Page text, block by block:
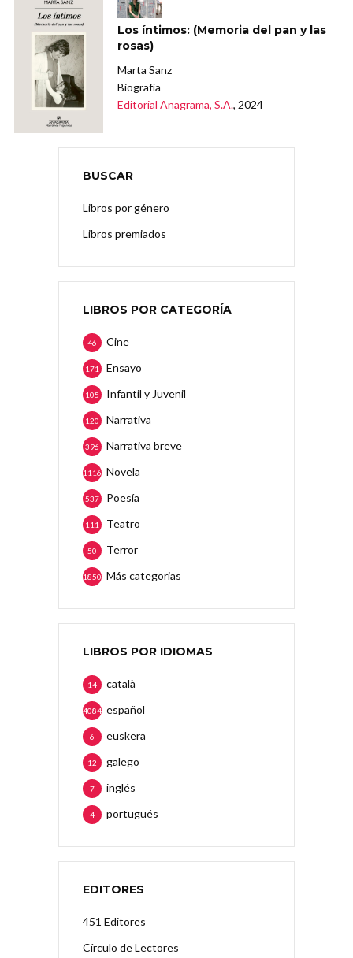
Los íntimos: (Memoria del pan y las
rosas)
Marta Sanz
Biografía
Editorial Anagrama, S.A., 2024
BUSCAR
Libros por género
Libros premiados
LIBROS POR CATEGORÍA
Cine
46
Ensayo
171
Infantil y Juvenil
105
Narrativa
120
Narrativa breve
396
Novela
1116
Poesía
537
Teatro
111
Terror
50
Más categorias
1850
LIBROS POR IDIOMAS
català
14
español
4084
euskera
6
galego
12
inglés
7
portugués
4
EDITORES
451 Editores
Círculo de Lectores